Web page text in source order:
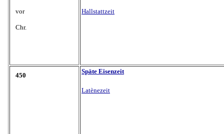
vor
Chr.
Hallstattzeit
450
Späte Eisenzeit
Latènezeit